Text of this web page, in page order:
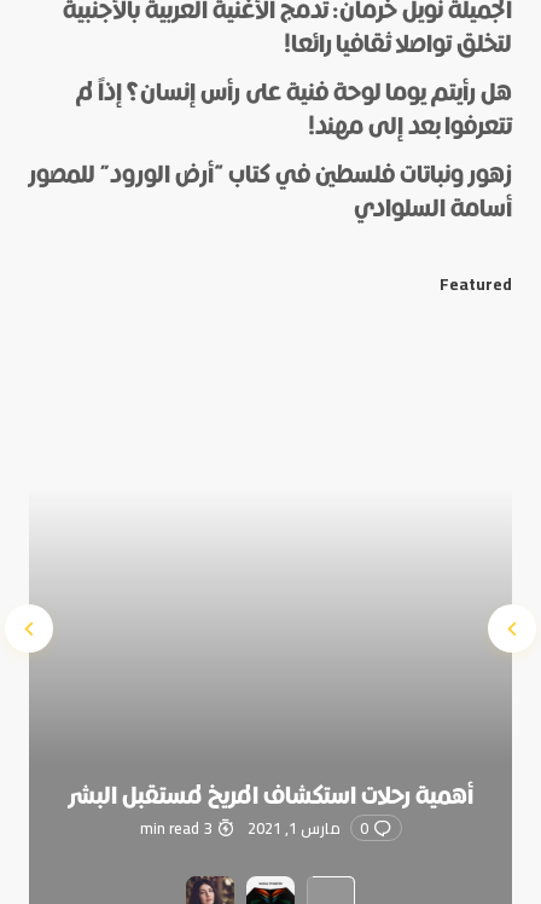
Name
*
E-mail
*
الجميلة نويل خرمان: تدمج الأغنية العربية بالأجنبية
لتخلق تواصلا ثقافيا رائعا!
هل رأيتم يوما لوحة فنية على رأس إنسان؟ إذاً لم
تتعرفوا بعد إلى مهند!
زهور ونباتات فلسطين في كتاب “أرض الورود” للمصور
أسامة السلوادي
Featured
أهمية رحلات استكشاف المريخ لمستقبل البشر
0 مارس 1, 2021 3 min read